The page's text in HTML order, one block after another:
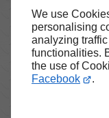
We use
personalising
analyzing
functionalities.
the use of
Facebook
.